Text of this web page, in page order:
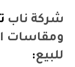
شركة ناب
ومقاسات
للبيع: